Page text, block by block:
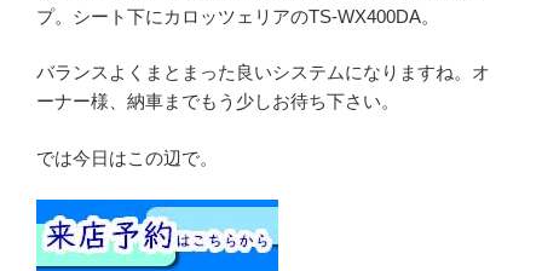
プ。シート下にカロッツェリアのTS-WX400DA。
バランスよくまとまった良いシステムになりますね。オ
ーナー様、納車までもう少しお待ち下さい。
では今日はこの辺で。